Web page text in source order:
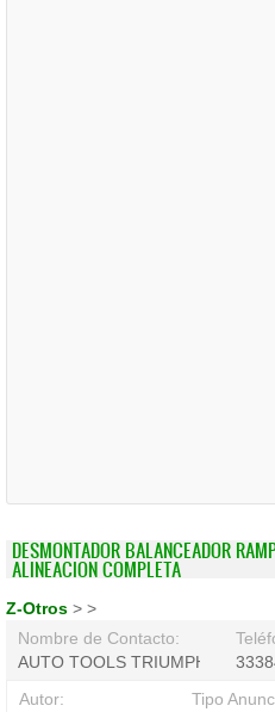
DESMONTADOR BALANCEADOR
ALINEACION COMPLETA
Z-Otros > >
Nombre de Contacto:
AUTO TOOLS TRIUMPH
Autor:
Tipo